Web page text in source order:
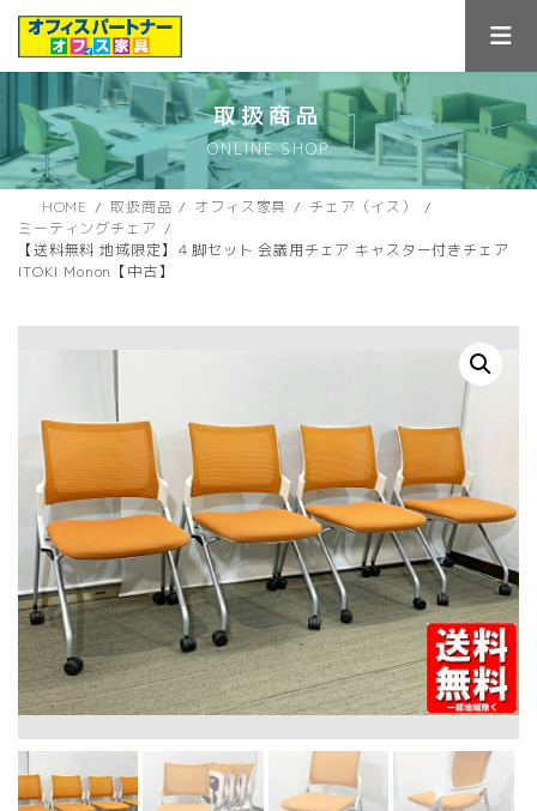
ス
キ
ン
に
取扱商品
ONLINE SHOP
HOME 取扱商品 オフィス家具
チェア（イス）
ミーティングチェア
【送料無料 地域限定】４脚セット 会議用チェア キャスター付きチェア
ITOKI Monon【中古】